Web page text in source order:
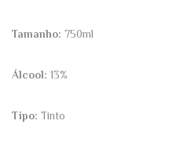
Tamanho: 750ml
Álcool: 13%
Tipo: Tinto